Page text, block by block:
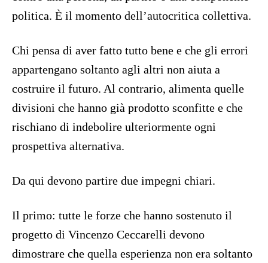
politica. È il momento dell’autocritica collettiva.
Chi pensa di aver fatto tutto bene e che gli errori
appartengano soltanto agli altri non aiuta a
costruire il futuro. Al contrario, alimenta quelle
divisioni che hanno già prodotto sconfitte e che
rischiano di indebolire ulteriormente ogni
prospettiva alternativa.
Da qui devono partire due impegni chiari.
Il primo: tutte le forze che hanno sostenuto il
progetto di Vincenzo Ceccarelli devono
dimostrare che quella esperienza non era soltanto